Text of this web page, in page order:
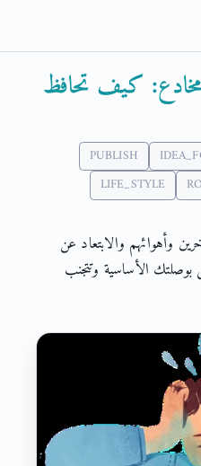
مخادع: كيف تحافظ
PUBLISH
LIFE_STYLE
وأهوائهم والابتعاد عن
الأساسية وتتجنب